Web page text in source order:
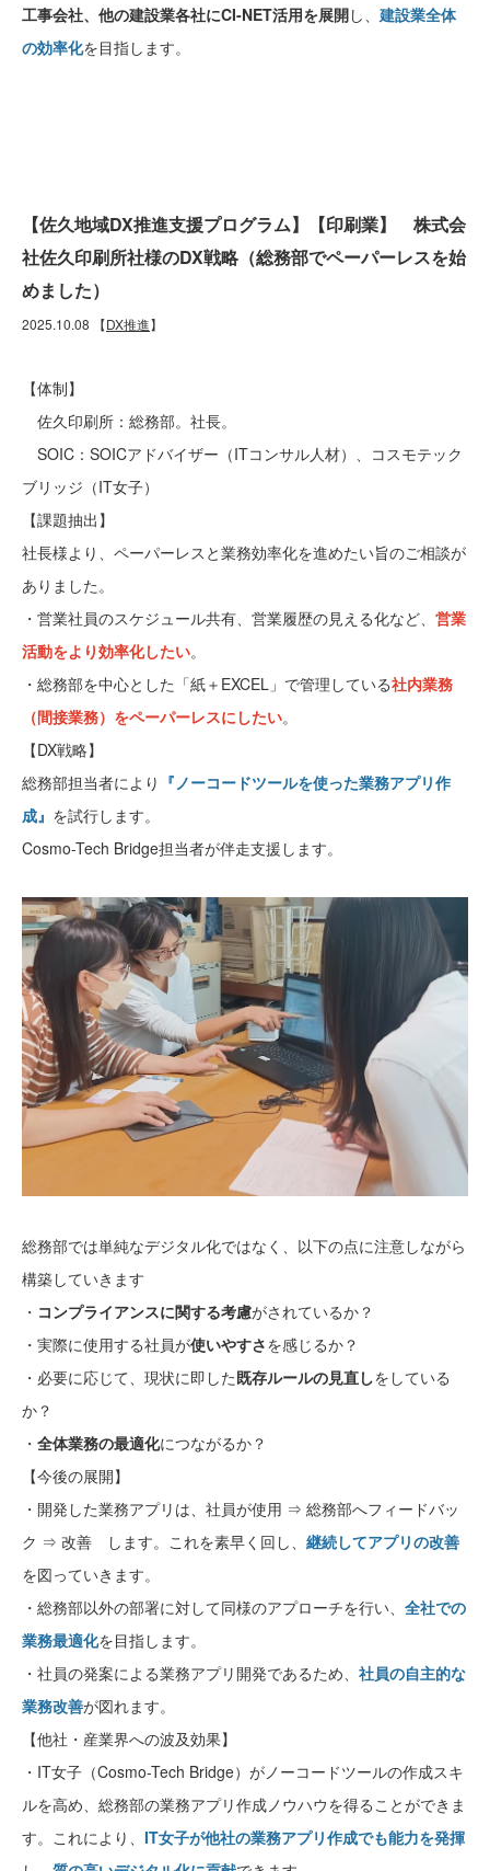
工事会社、他の建設業各社にCI-NET活用を展開し、 建設業全体
の効率化を目指します。
【佐久地域DX推進支援プログラム】【印刷業】 株式会
社佐久印刷所社様のDX戦略（総務部でペーパーレスを始
めました）
2025.10.08 【DX推進】
【体制】
佐久印刷所：総務部。社長。
SOIC：SOICアドバイザー（ITコンサル人材）、コスモテック
ブリッジ（IT女子）
【課題抽出】
社長様より、ペーパーレスと業務効率化を進めたい旨のご相談が
ありました。
・営業社員のスケジュール共有、営業履歴の見える化など、 営業
活動をより効率化したい。
・総務部を中心とした「紙＋EXCEL」で管理している社内業務
（間接業務）をペーパーレスにしたい。
【DX戦略】
総務部担当者により 『ノーコードツールを使った業務アプリ作
成』 を試行します。
Cosmo-Tech Bridge担当者が伴走支援します。
総務部では単純なデジタル化ではなく、以下の点に注意しながら
構築していきます
・ コンプライアンスに関する考慮がされているか？
・実際に使用する社員が使いやすさを感じるか？
・必要に応じて、現状に即した既存ルールの見直しをしている
か？
・ 全体業務の最適化につながるか？
【今後の展開】
・開発した業務アプリは、社員が使用 ⇒ 総務部へフィードバッ
ク ⇒ 改善 します。これを素早く回し、 継続してアプリの改善
を図っていきます。
・総務部以外の部署に対して同様のアプローチを行い、 全社での
業務最適化を目指します。
・社員の発案による業務アプリ開発であるため、 社員の自主的な
業務改善が図れます。
【他社・産業界への波及効果】
・IT女子（Cosmo-Tech Bridge）がノーコードツールの作成スキ
ルを高め、総務部の業務アプリ作成ノウハウを得ることができま
す。これにより、 IT女子が他社の業務アプリ作成でも能力を発揮